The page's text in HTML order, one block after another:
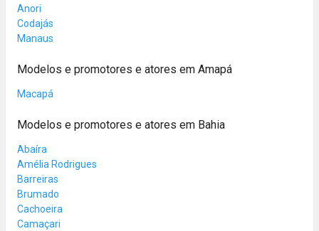
Anori
Codajás
Manaus
Modelos e promotores e atores em Amapá
Macapá
Modelos e promotores e atores em Bahia
Abaíra
Amélia Rodrigues
Barreiras
Brumado
Cachoeira
Camaçari